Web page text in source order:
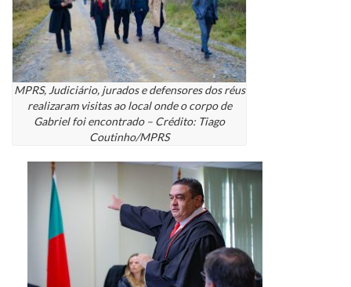
MPRS, Judiciário, jurados e defensores dos réus
realizaram visitas ao local onde o corpo de
Gabriel foi encontrado – Crédito: Tiago
Coutinho/MPRS